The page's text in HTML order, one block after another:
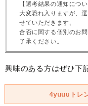
【選考結果の通知につい
大変恐れ入りますが、
せていただきます。
合否に関する個別のお
了承ください。
興味のある方はぜひ下
4yuuuトレ